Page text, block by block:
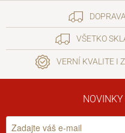
VŠETKO
VERNÍ KVALITE I